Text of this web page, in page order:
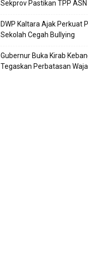
Sekprov Pastikan TPP
DWP Kaltara Ajak Perkuat
Sekolah Cegah Bullying
Gubernur Buka Kirab
Tegaskan Perbatasan